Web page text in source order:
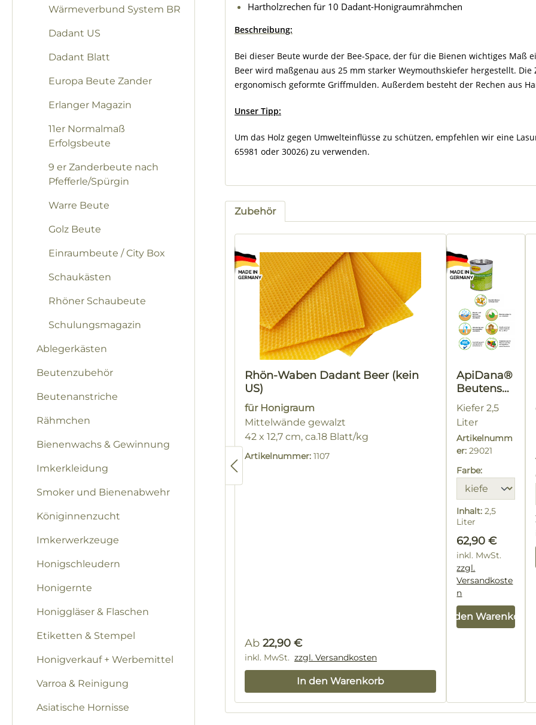
Wärmeverbund System BR
Dadant US
Dadant Blatt
Europa Beute Zander
Erlanger Magazin
11er Normalmaß
Erfolgsbeute
9 er Zanderbeute nach
Pfefferle/Spürgin
Warre Beute
Golz Beute
Einraumbeute / City Box
Schaukästen
Rhöner Schaubeute
Schulungsmagazin
Ablegerkästen
Beutenzubehör
Beutenanstriche
Rähmchen
Bienenwachs & Gewinnung
Imkerkleidung
Smoker und Bienenabwehr
Königinnenzucht
Imkerwerkzeuge
Honigschleudern
Honigernte
Honiggläser & Flaschen
Etiketten & Stempel
Honigverkauf + Werbemittel
Varroa & Reinigung
Asiatische Hornisse
Hartholzrechen für 10 Dadant-Honigraumrähmchen
Beschreibung:
Bei dieser Beute wurde der Bee-Space, der für die Bienen wichtiges Maß
Beer wird maßgenau aus 25 mm starker Weymouthskiefer hergestellt.
ergonomisch geformte Griffmulden. Außerdem besteht der Rechen aus
Unser Tipp:
Um das Holz gegen Umwelteinflüsse zu schützen, empfehlen wir eine
65981 oder 30026) zu verwenden.
Zubehör
Produktgalerie überspringen
Rhön-Waben Dadant Beer (kein
US)
für Honigraum
Mittelwände gewalzt
42 x 12,7 cm, ca.18 Blatt/kg
Artikelnummer: 1107
Regulärer Preis:
Ab 22,90 €
inkl. MwSt. zzgl. Versandkosten
In den Warenkorb
ApiDana®
Beutensc
hutz-Lasur
Kiefer 2,5
Liter
Artikelnumm
er:29021
Farbe:
Inhalt:2,5
Liter
Liter)
Regulärer
62,90 €
inkl. MwSt.
zzgl.
Versandkoste
n
In den Warenkorb